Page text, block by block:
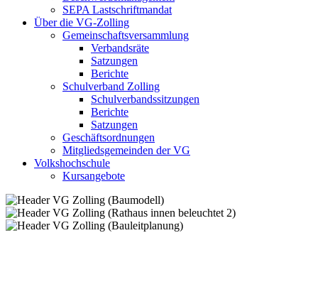
SEPA Lastschriftmandat
Über die VG-Zolling
Gemeinschaftsversammlung
Verbandsräte
Satzungen
Berichte
Schulverband Zolling
Schulverbandssitzungen
Berichte
Satzungen
Geschäftsordnungen
Mitgliedsgemeinden der VG
Volkshochschule
Kursangebote